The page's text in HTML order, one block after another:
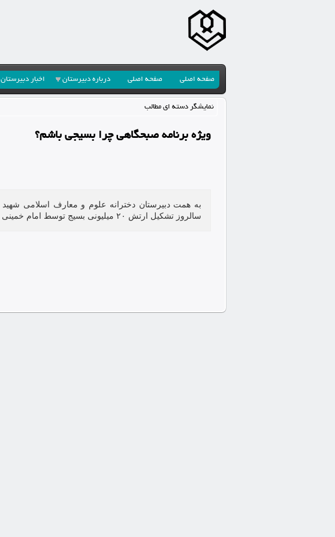
صفحه اصلی صفحه اصلی درباره دبیرستان اخبار دبیرستان
نمایشگر دسته ای مطالب
ویژه برنامه صبحگاهی چرا بسیجی باشم؟
سالروز تشکیل ارتش ۲۰ میلیونی بسیج توسط امام خمینی (رحمةالله علیه) برگزار شد.